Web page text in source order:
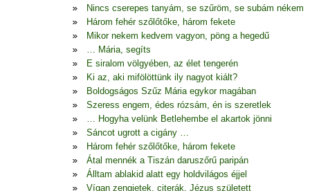
Nincs cserepes tanyám, se szűröm, se subám nékem
Három fehér szőlőtőke, három fekete
Mikor nekem kedvem vagyon, pöng a hegedű
… Mária, segíts
E siralom völgyében, az élet tengerén
Ki az, aki mifölöttünk ily nagyot kiált?
Boldogságos Szűz Mária egykor magában
Szeress engem, édes rózsám, én is szeretlek
… Hogyha velünk Betlehembe el akartok jönni
Sáncot ugrott a cigány …
Három fehér szőlőtőke, három fekete
Átal mennék a Tiszán daruszőrű paripán
Álltam ablakid alatt egy holdvilágos éjjel
Vígan zengjetek, citerák, Jézus született